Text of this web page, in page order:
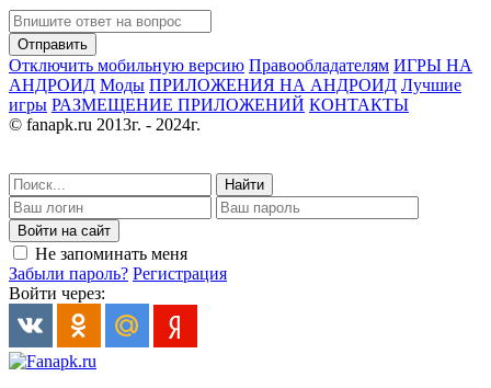
Отправить
Отключить мобильную версию Правообладателям ИГРЫ НА
АНДРОИД Моды ПРИЛОЖЕНИЯ НА АНДРОИД Лучшие
игры РАЗМЕЩЕНИЕ ПРИЛОЖЕНИЙ КОНТАКТЫ
© fanapk.ru 2013г. - 2024г.
Найти
Войти на сайт
Не запоминать меня
Забыли пароль? Регистрация
Войти через: